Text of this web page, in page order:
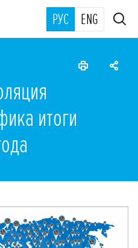
РУС ENG
итоги